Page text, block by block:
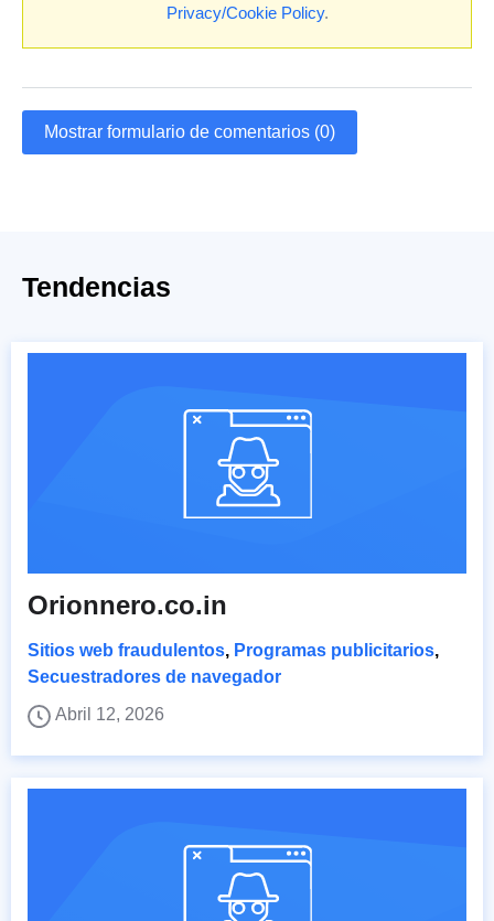
Privacy/Cookie Policy.
Mostrar formulario de comentarios (0)
Tendencias
Orionnero.co.in
Sitios web fraudulentos, Programas publicitarios,
Secuestradores de navegador
Abril 12, 2026